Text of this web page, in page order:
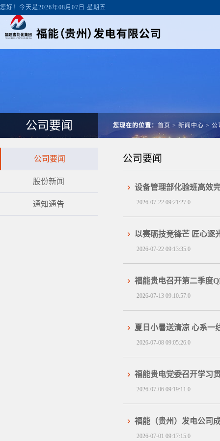
您好！今天是2026年08月07日 星期五
公司要闻 您现在的位置： 首页 > 新闻中心 > 公
公司要闻
股份新闻
通知通告
公司要闻
设备管理部化验班高效
2026-07-22 09:21:27.0
以赛砺技竞锋芒 匠心
2026-07-22 09:13:35.0
福能贵电召开第二季度
2026-07-13 09:10:57.0
夏日小暑送清凉 心系
2026-07-08 09:05:26.0
福能贵电党委召开学习
2026-07-06 09:19:11.0
福能（贵州）发电公司
2026-07-01 09:17:15.0